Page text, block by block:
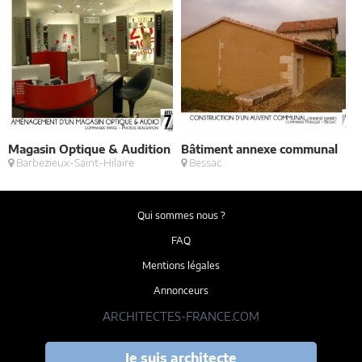
Magasin Optique & Audition
Barbezieux-Saint-Hilaire
Bâtiment annexe communal
Bessac
Qui sommes nous ?
FAQ
Mentions légales
Annonceurs
ARCHITECTES-FRANCE.COM
Je suis architecte